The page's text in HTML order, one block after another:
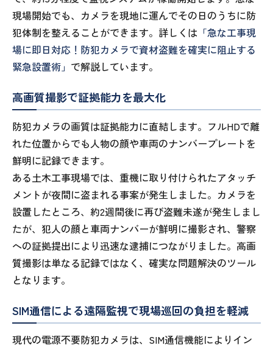
現場開始でも、カメラを現地に運んでその日のうちに防
犯体制を整えることができます。詳しくは 「急な工事現
場に即日対応！防犯カメラで資材盗難を確実に阻止する
緊急設置術」 で解説しています。
高画質撮影で証拠能力を最大化
防犯カメラの画質は証拠能力に直結します。フルHDで離
れた位置からでも人物の顔や車両のナンバープレートを
鮮明に記録できます。
ある土木工事現場では、重機に取り付けられたアタッチ
メントが夜間に盗まれる事案が発生しました。カメラを
設置したところ、約2週間後に再び盗難未遂が発生しまし
たが、犯人の顔と車両ナンバーが鮮明に撮影され、警察
への証拠提出により迅速な逮捕につながりました。高画
質撮影は単なる記録ではなく、確実な問題解決のツール
となります。
SIM通信による遠隔監視で現場巡回の負担を軽減
現代の電源不要防犯カメラは、SIM通信機能によりイン